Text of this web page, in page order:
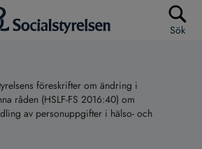
Sök
föreskrifter om ändring i
råden (HSLF-FS 2016:40) om
av personuppgifter i hälso- och